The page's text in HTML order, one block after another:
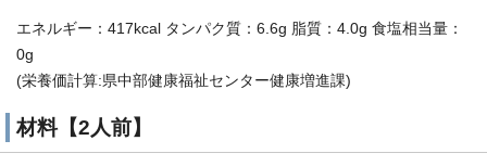
エネルギー：417kcal タンパク質：6.6g 脂質：4.0g 食塩相当量：
0g
(栄養価計算:県中部健康福祉センター健康増進課)
材料【2人前】